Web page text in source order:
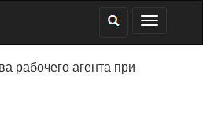
рабочего агента при